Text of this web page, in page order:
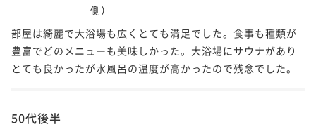
側）
部屋は綺麗で大浴場も広くとても満足でした。食事も種類が
豊富でどのメニューも美味しかった。大浴場にサウナがあり
とても良かったが水風呂の温度が高かったので残念でした。
50代後半